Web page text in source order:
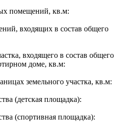
помещений, кв.м:
входящих в состав общего
входящего в состав общего
доме, кв.м:
земельного участка, кв.м:
(детская площадка):
(спортивная площадка):